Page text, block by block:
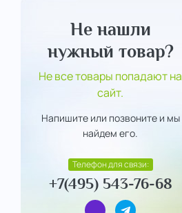
Не нашли
нужный товар?
Не все товары попадают на
сайт.
Напишите или позвоните и мы
найдем его.
Телефон для связи:
+7(495) 543-76-68